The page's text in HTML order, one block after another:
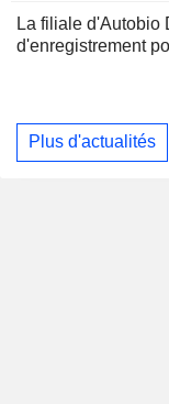
La filiale d'Autobio
d'enregistrement
Plus d'actualités